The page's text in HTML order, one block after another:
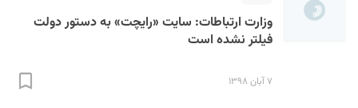
وزارت ارتباطات:‌ سایت «رایچت» به دستور دولت
فیلتر نشده است
۷ آبان ۱۳۹۸